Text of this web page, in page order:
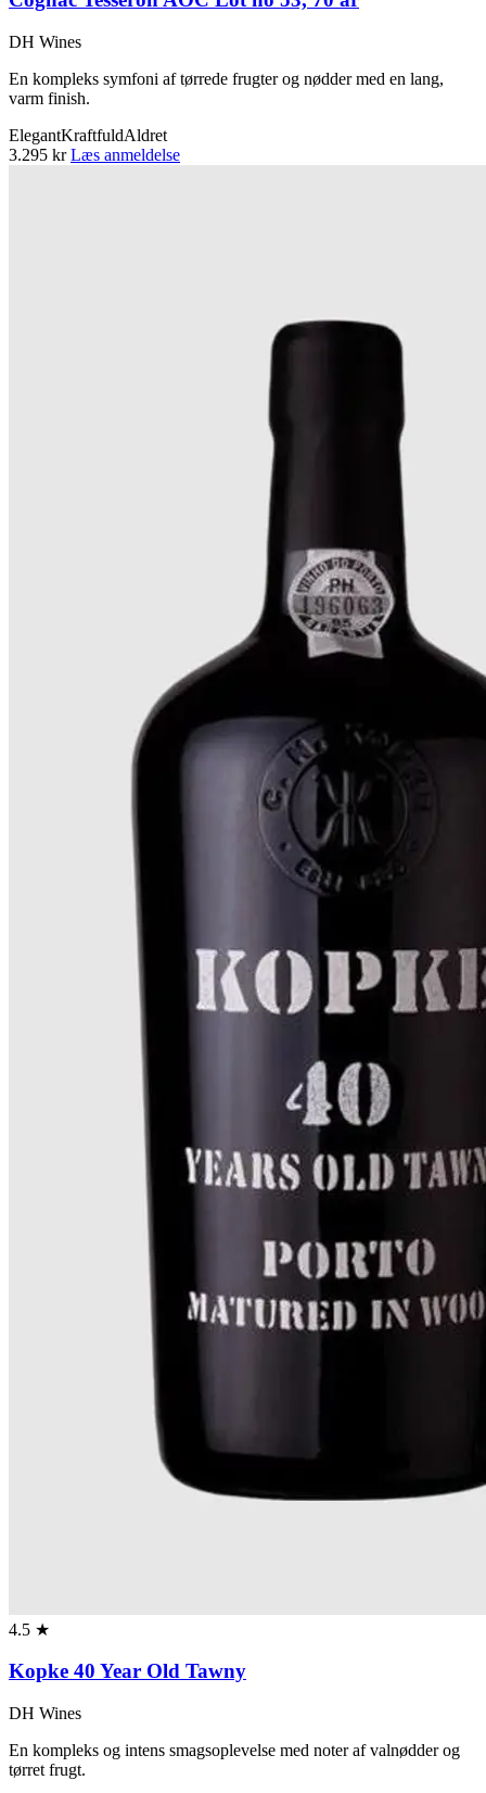
DH Wines
En kompleks symfoni af tørrede frugter og nødder med en lang,
varm finish.
ElegantKraftfuldAldret
3.295 kr Læs anmeldelse
4.5 ★
Kopke 40 Year Old Tawny
DH Wines
En kompleks og intens smagsoplevelse med noter af valnødder og
tørret frugt.